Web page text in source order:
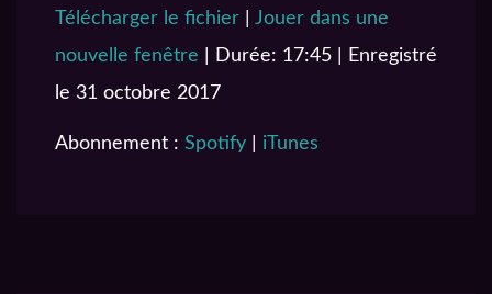
LINK
Télécharger le fichier
Jouer dans une
nouvelle fenêtre
Durée: 17:45
Enregistré
le 31 octobre 2017
Abonnement : Spotify iTunes